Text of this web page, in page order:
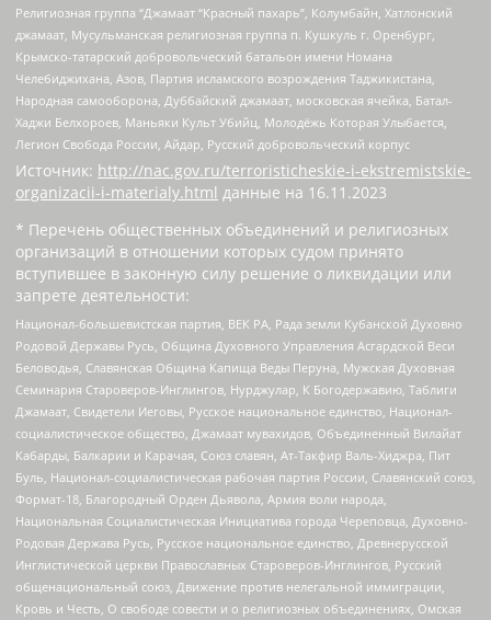
Религиозная группа “Джамаат “Красный пахарь”, Колумбайн, Хатлонский
джамаат, Мусульманская религиозная группа п. Кушкуль г. Оренбург,
Крымско-татарский добровольческий батальон имени Номана
Челебиджихана, Азов, Партия исламского возрождения Таджикистана,
Народная самооборона, Дуббайский джамаат, московская ячейка, Батал-
Хаджи Белхороев, Маньяки Культ Убийц, Молодёжь Которая Улыбается,
Легион Свобода России, Айдар, Русский добровольческий корпус
Источник: http://nac.gov.ru/terroristicheskie-i-ekstremistskie-
organizacii-i-materialy.html данные на 16.11.2023
* Перечень общественных объединений и религиозных
организаций в отношении которых судом принято
вступившее в законную силу решение о ликвидации или
запрете деятельности:
Национал-большевистская партия, ВЕК РА, Рада земли Кубанской Духовно
Родовой Державы Русь, Община Духовного Управления Асгардской Веси
Беловодья, Славянская Община Капища Веды Перуна, Мужская Духовная
Семинария Староверов-Инглингов, Нурджулар, К Богодержавию, Таблиги
Джамаат, Свидетели Иеговы, Русское национальное единство, Национал-
социалистическое общество, Джамаат мувахидов, Объединенный Вилайат
Кабарды, Балкарии и Карачая, Союз славян, Ат-Такфир Валь-Хиджра, Пит
Буль, Национал-социалистическая рабочая партия России, Славянский союз,
Формат-18, Благородный Орден Дьявола, Армия воли народа,
Национальная Социалистическая Инициатива города Череповца, Духовно-
Родовая Держава Русь, Русское национальное единство, Древнерусской
Инглистической церкви Православных Староверов-Инглингов, Русский
общенациональный союз, Движение против нелегальной иммиграции,
Кровь и Честь, О свободе совести и о религиозных объединениях, Омская